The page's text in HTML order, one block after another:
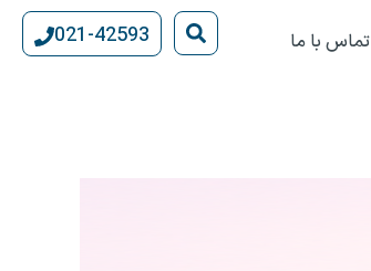
تماس با ما 021-42593